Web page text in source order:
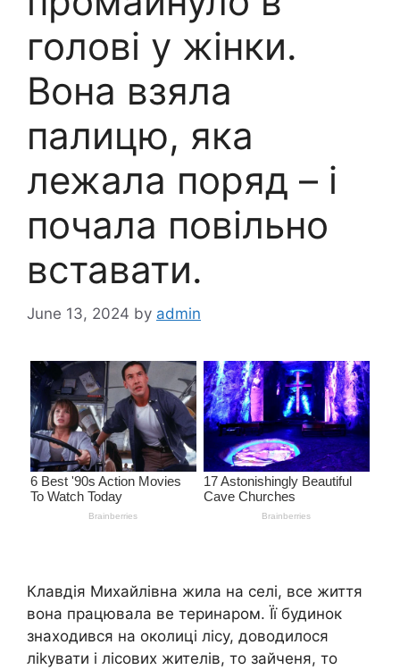
голові у жінки.
Вона взяла
палицю, яка
лежала поряд – і
почала повільно
вставати.
June 13, 2024 by admin
Клавдія Михайлівна жила на селі, все життя
вона працювала ве теринаром. Її будинок
знаходився на околиці лісу, доводилося
ліkувати і лісових жителів, то зайченя, то